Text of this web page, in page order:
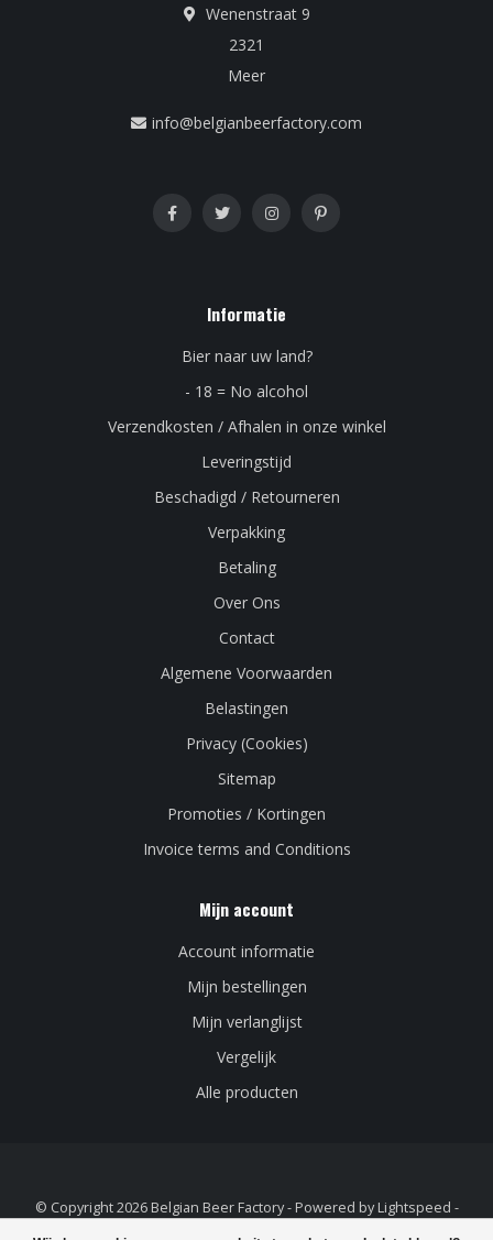
Wenenstraat 9
2321
Meer
info@belgianbeerfactory.com
Informatie
Bier naar uw land?
- 18 = No alcohol
Verzendkosten / Afhalen in onze winkel
Leveringstijd
Beschadigd / Retourneren
Verpakking
Betaling
Over Ons
Contact
Algemene Voorwaarden
Belastingen
Privacy (Cookies)
Sitemap
Promoties / Kortingen
Invoice terms and Conditions
Mijn account
Account informatie
Mijn bestellingen
Mijn verlanglijst
Vergelijk
Alle producten
© Copyright 2026 Belgian Beer Factory - Powered by Lightspeed -